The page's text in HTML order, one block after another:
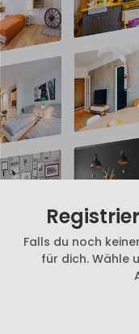
Falls du noch
für dich. Wähle